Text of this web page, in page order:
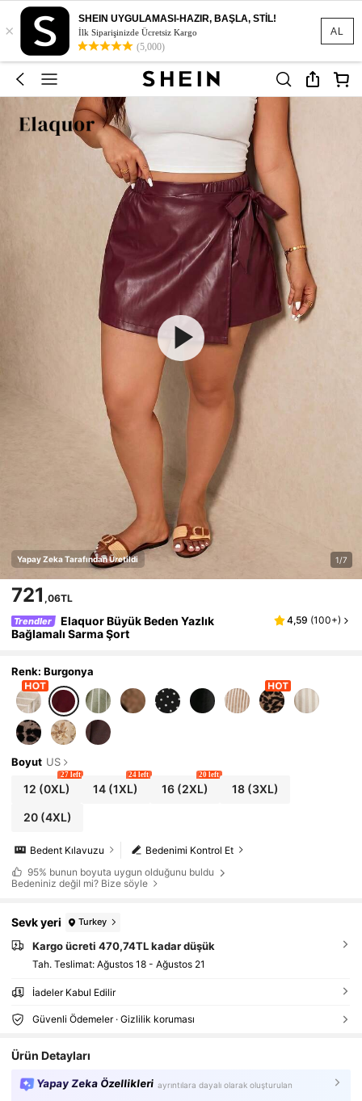
AL
×
SHEIN UYGULAMASI-HAZIR, BAŞLA, STİL!
İlk Siparişinizde Ücretsiz Kargo
(5,000)
Yapay Zeka Tarafından Üretildi 1/7
721 ,06TL
Trendler
Elaquor Büyük Beden Yazlık
Bağlamalı Sarma Şort
4,59 (100+)
Renk: Burgonya
Boyut US
12 (0XL)
27 left
14 (1XL)
24 left
16(2XL)
20 left
18(3XL)
20(4XL)
Bedenimi Kontrol Et
Bedent Kılavuzu
95% bunun boyuta uygun olduğunu buldu
Bedeniniz değil mi? Bize söyle
Sevk yeri Turkey
Kargo ücreti 470,74TL kadar düşük
Tah. Teslimat: Ağustos 18 - Ağustos 21
İadeler Kabul Edilir
Güvenli Ödemeler · Gizlilik koruması
Ürün Detayları
Yapay Zeka Özellikleri ayrıntılara dayalı olarak oluşturulan